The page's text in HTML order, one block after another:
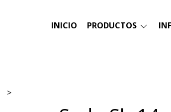
INICIO PRODUCTOS